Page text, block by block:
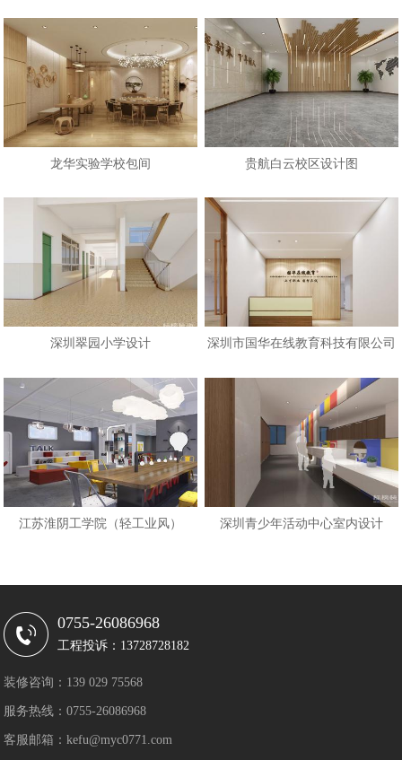
龙华实验学校包间 贵航白云校区设计图
深圳翠园小学设计 深圳市国华在线教育科技有限公司
江苏淮阴工学院（轻工业风） 深圳青少年活动中心室内设计
0755-26086968
工程投诉：13728728182
装修咨询：139 029 75568
服务热线：0755-26086968
客服邮箱：kefu@myc0771.com